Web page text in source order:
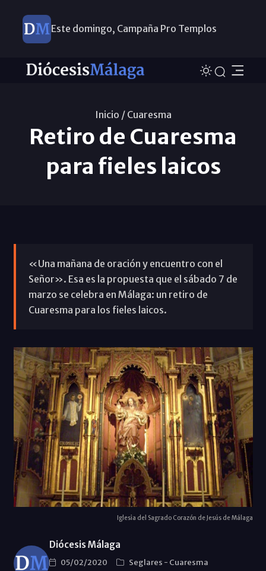
Este domingo, Campaña Pro Templos
Inicio / Cuaresma
Retiro de Cuaresma
para fieles laicos
«Una mañana de oración y encuentro con el
Señor». Esa es la propuesta que el sábado 7 de
marzo se celebra en Málaga: un retiro de
Cuaresma para los fieles laicos.
Iglesia del Sagrado Corazón de Jesús de Málaga
Diócesis Málaga
05/02/2020 Seglares - Cuaresma